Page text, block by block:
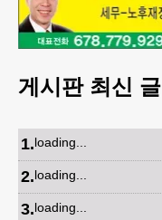
게시판 최신 글
1.loading...
2.loading...
3.loading...